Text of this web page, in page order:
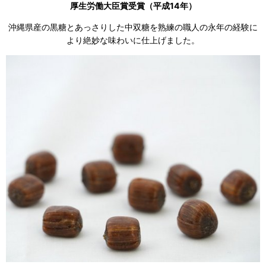
厚生労働大臣賞受賞（平成14年）
沖縄県産の黒糖とあっさりした中双糖を熟練の職人の永年の経験に
より絶妙な味わいに仕上げました。